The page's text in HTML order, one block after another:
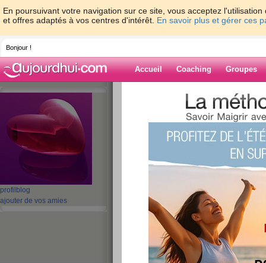
En poursuivant votre navigation sur ce site, vous acceptez
et offres adaptés à vos centres d'intérêt. En savoir plus et gérer ces
Bonjour !
Accueil Coaching Groupes
profil blog
ajouter de vos amies
>
Blog de
Suiv. ›
coucou ses
publié le 26/10/2008 à 02:39
j'ai reprie mes kilo aide moi je suis decourage